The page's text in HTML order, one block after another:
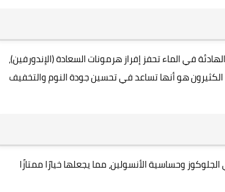
في الماء تحفز إفراز هرمونات السعادة (الإندورفين)،
الكثيرون هو أنها تساعد في تحسين جودة النوم والتخفيف
تحسن التحكم في الجلوكوز وحساسية الأنسولين، مما يجعلها خيارًا ممتازًا